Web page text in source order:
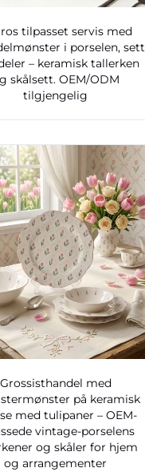
tilpasset servis med
i porselen, sett
– keramisk tallerken
skålsett. OEM/ODM
tilgjengelig
Grossisthandel med
på keramisk
med tulipaner – OEM-
vintage-porselens
og skåler for hjem
og arrangementer